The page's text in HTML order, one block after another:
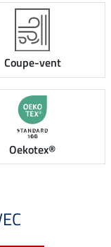
Coupe-vent
Oekotex®